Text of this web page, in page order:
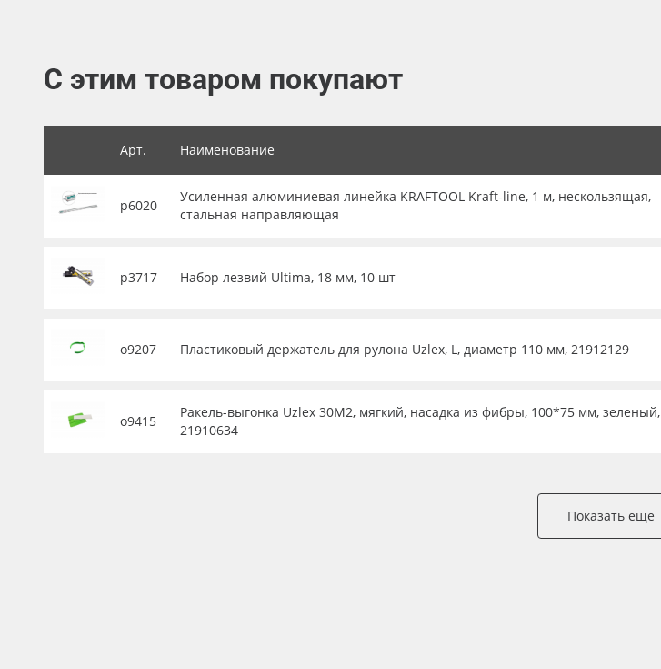
Заготовки для сувениров
С этим товаром покупают
Арт. Наименование
р6020
Усиленная алюминиевая линейка KRAFTOOL Kraft-line, 1 м, нескользящая,
стальная направляющая
р3717 Набор лезвий Ultima, 18 мм, 10 шт
о9207 Пластиковый держатель для рулона Uzlex, L, диаметр 110 мм, 21912129
о9415
Ракель-выгонка Uzlex 30М2, мягкий, насадка из фибры, 100*75 мм, зеленый,
21910634
Показать еще